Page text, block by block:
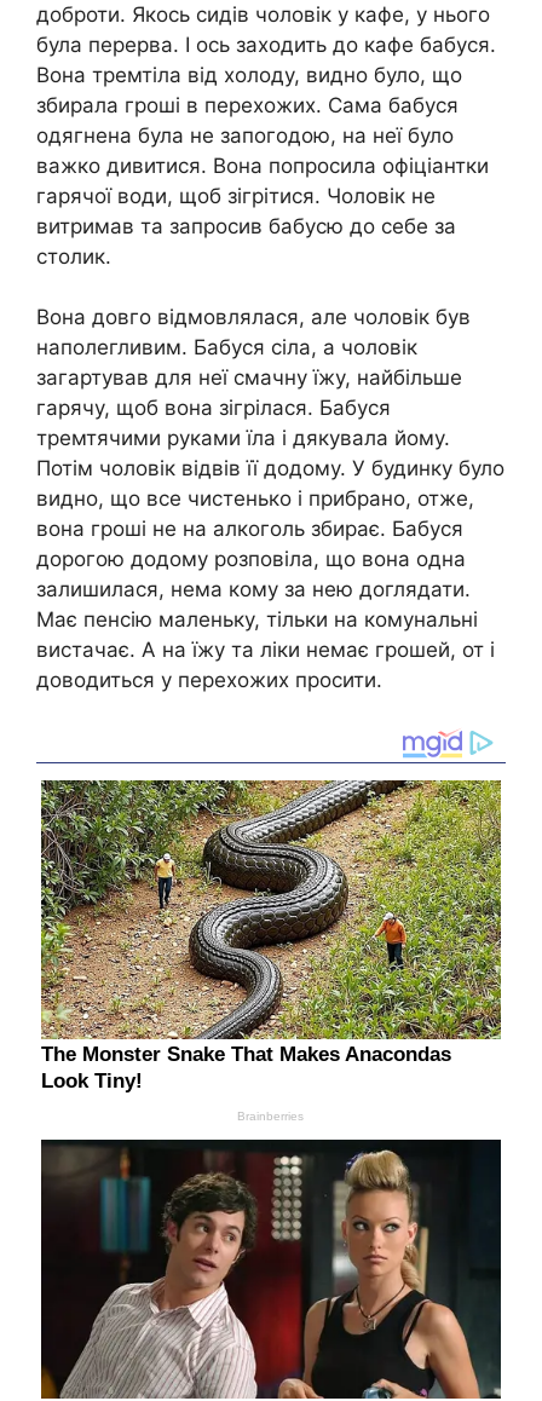
доброти. Якось сидів чоловік у кафе, у нього
була перерва. І ось заходить до кафе бабуся.
Вона тремтіла від холоду, видно було, що
збирала гроші в перехожих. Сама бабуся
одягнена була не запогодою, на неї було
важко дивитися. Вона попросила офіціантки
гарячої води, щоб зігрітися. Чоловік не
витримав та запросив бабусю до себе за
столик.
Вона довго відмовлялася, але чоловік був
наполегливим. Бабуся сіла, а чоловік
загартував для неї смачну їжу, найбільше
гарячу, щоб вона зігрілася. Бабуся
тремтячими руками їла і дякувала йому.
Потім чоловік відвів її додому. У будинку було
видно, що все чистенько і прибрано, отже,
вона гроші не на алкоголь збирає. Бабуся
дорогою додому розповіла, що вона одна
залишилася, нема кому за нею доглядати.
Має пенсію маленьку, тільки на комунальні
вистачає. А на їжу та ліки немає грошей, от і
доводиться у перехожих просити.